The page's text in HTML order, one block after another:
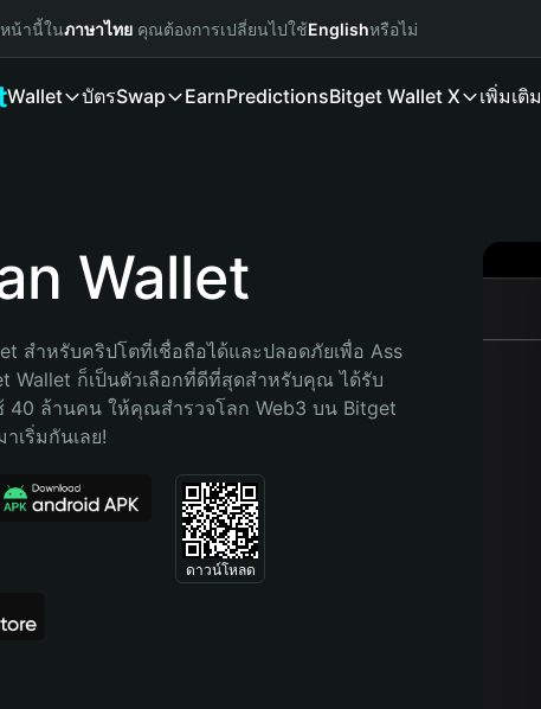
น้านี้ในภาษาไทย คุณต้องการเปลี่ยนไปใช้Englishหรือไม่
Wallet บัตรSwap EarnPredictionsBitget Wallet X เพิ่มเติม
Wallet
สำหรับคริปโตที่เชื่อถือได้และปลอดภัยเพื่อ Ass
Wallet ก็เป็นตัวเลือกที่ดีที่สุดสำหรับคุณ ได้รับ
40 ล้านคน ให้คุณสำรวจโลก Web3 บน Bitget
เริ่มกันเลย!
ดาวน์โหลด